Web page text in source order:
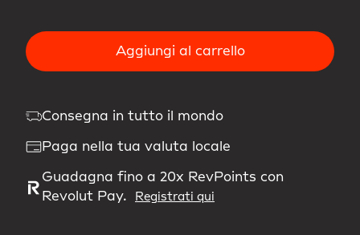
Aggiungi al carrello
Consegna in tutto il mondo
Paga nella tua valuta locale
Guadagna fino a 20x RevPoints con
Revolut Pay.
Registrati qui